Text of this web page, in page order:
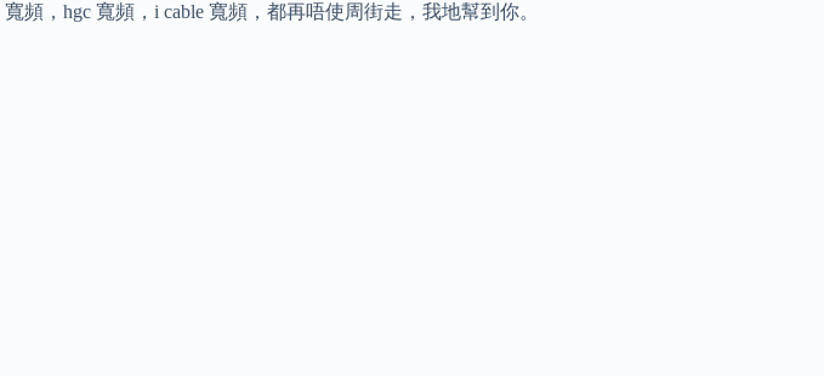
頻，hgc 寬頻，i cable 寬頻，都再唔使周街走，我地幫到你。